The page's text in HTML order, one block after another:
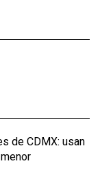
de CDMX: usan